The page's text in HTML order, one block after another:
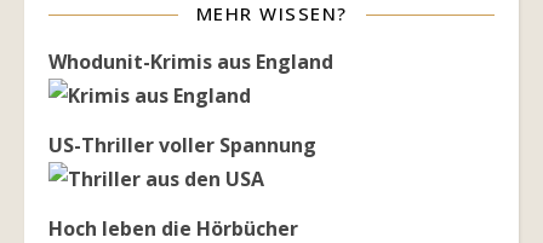
MEHR WISSEN?
Whodunit-Krimis aus England
US-Thriller voller Spannung
Hoch leben die Hörbücher